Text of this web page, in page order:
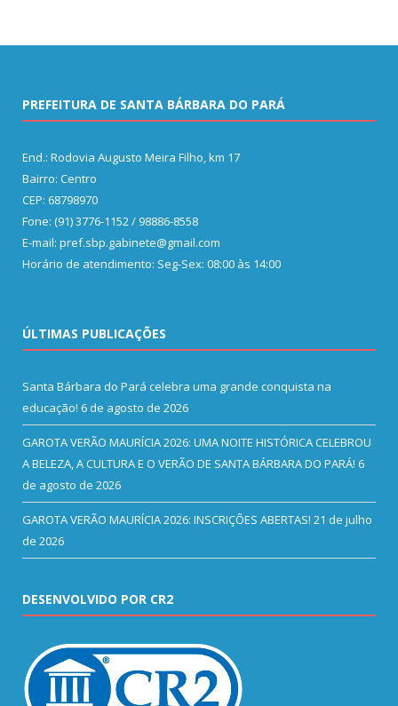
PREFEITURA DE SANTA BÁRBARA DO PARÁ
End.: Rodovia Augusto Meira Filho, km 17
Bairro: Centro
CEP: 68798970
Fone: (91) 3776-1152 / 98886-8558
E-mail: pref.sbp.gabinete@gmail.com
Horário de atendimento: Seg-Sex: 08:00 às 14:00
ÚLTIMAS PUBLICAÇÕES
Santa Bárbara do Pará celebra uma grande conquista na
educação! 6 de agosto de 2026
GAROTA VERÃO MAURÍCIA 2026: UMA NOITE HISTÓRICA CELEBROU
A BELEZA, A CULTURA E O VERÃO DE SANTA BÁRBARA DO PARÁ! 6
de agosto de 2026
GAROTA VERÃO MAURÍCIA 2026: INSCRIÇÕES ABERTAS! 21 de julho
de 2026
DESENVOLVIDO POR CR2